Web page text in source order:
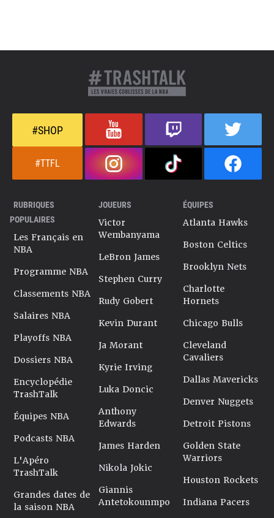
#SHOP
#TTFL
RUBRIQUES
POPULAIRES
Les Français en
NBA
Programme NBA
Classements NBA
Salaires NBA
Playoffs NBA
Dossiers NBA
Encyclopédie
TrashTalk
Équipes NBA
Podcasts NBA
L'Apéro
TrashTalk
Grandes dates de
la saison NBA
JOUEURS
Victor
Wembanyama
LeBron James
Stephen Curry
Rudy Gobert
Kevin Durant
Ja Morant
Kyrie Irving
Luka Doncic
Anthony
Edwards
James Harden
Nikola Jokic
Giannis
Antetokounmpo
ÉQUIPES
Atlanta Hawks
Boston Celtics
Brooklyn Nets
Charlotte
Hornets
Chicago Bulls
Cleveland
Cavaliers
Dallas Mavericks
Denver Nuggets
Detroit Pistons
Golden State
Warriors
Houston Rockets
Indiana Pacers